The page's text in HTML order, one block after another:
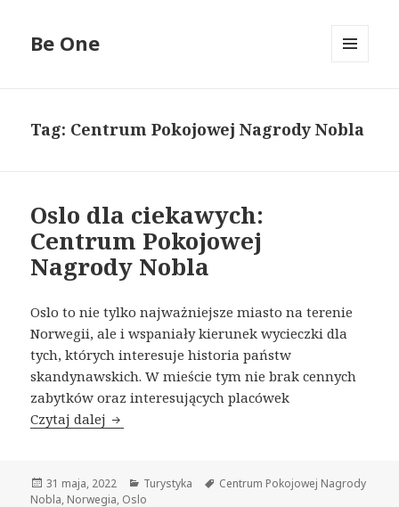
Be One
Tag: Centrum Pokojowej Nagrody Nobla
Oslo dla ciekawych:
Centrum Pokojowej
Nagrody Nobla
Oslo to nie tylko najważniejsze miasto na terenie
Norwegii, ale i wspaniały kierunek wycieczki dla
tych, których interesuje historia państw
skandynawskich. W mieście tym nie brak cennych
zabytków oraz interesujących placówek
Czytaj dalej Oslo dla ciekawych: Centrum Pokojowej
Data
publikacji
31 maja, 2022 Kategorie
Turystyka Tagi
Centrum Pokojowej Nagrody
Nobla, Norwegia, Oslo